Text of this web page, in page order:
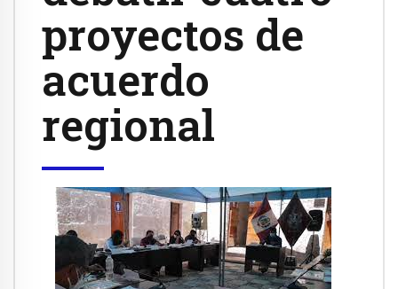
proyectos de
acuerdo
regional